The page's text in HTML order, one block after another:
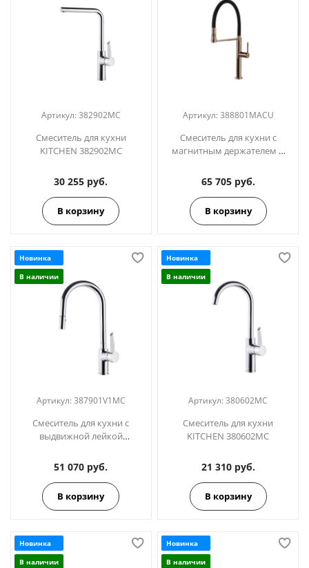
Артикул: 382902MC
Смеситель для кухни
KITCHEN 382902MC
30 255 руб.
В корзину
Артикул: 388801МАCU
Смеситель для кухни с
магнитным держателем и
MAGNET 388801МАСU медь
65 705 руб.
В корзину
Новинка
В наличии
Артикул: 387901V1MC
Смеситель для кухни с
выдвижной лейкой
51 070 руб.
В корзину
Новинка
В наличии
Артикул:380602MC
Смеситель для кухни
KITCHEN 380602MC
21 310 руб.
В корзину
Новинка
В наличии
Новинка
В наличии